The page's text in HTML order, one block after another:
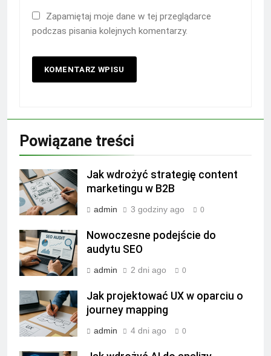
Zapamiętaj moje dane w tej przeglądarce
podczas pisania kolejnych komentarzy.
Powiązane treści
Jak wdrożyć strategię content
marketingu w B2B
admin 3 godziny ago 0
Nowoczesne podejście do
audytu SEO
admin 2 dni ago 0
Jak projektować UX w oparciu o
journey mapping
admin 4 dni ago 0